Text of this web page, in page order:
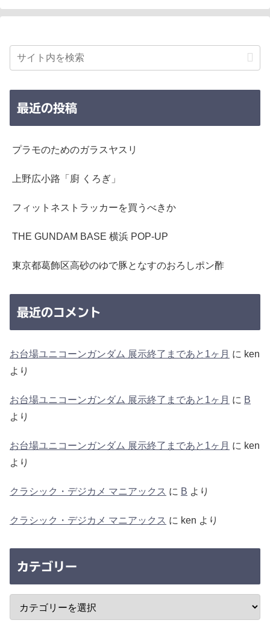
最近の投稿
プラモのためのガラスヤスリ
上野広小路「廚 くろぎ」
フィットネストラッカーを買うべきか
THE GUNDAM BASE 横浜 POP-UP
東京都葛飾区高砂のゆで豚となすのおろしポン酢
最近のコメント
お台場ユニコーンガンダム 展示終了まであと1ヶ月 に ken
より
お台場ユニコーンガンダム 展示終了まであと1ヶ月 に B
より
お台場ユニコーンガンダム 展示終了まであと1ヶ月 に ken
より
クラシック・デジカメ マニアックス に B より
クラシック・デジカメ マニアックス に ken より
カテゴリー